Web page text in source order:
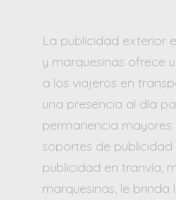
La publicidad exterior
y marquesinas ofrece
a los viajeros en
una presencia al día
permanencia mayores
soportes de publicidad
publicidad en tranvía,
marquesinas, le brinda